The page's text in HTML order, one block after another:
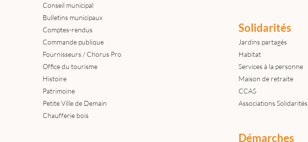
Conseil municipal
Bulletins municipaux
Comptes-rendus
Commande publique
Fournisseurs / Chorus Pro
Office du tourisme
Histoire
Patrimoine
Petite Ville de Demain
Chaufferie bois
Solidarités
Jardins partagés
Habitat
Services à la personne
Maison de retraite
CCAS
Associations Solidarités
Démarches